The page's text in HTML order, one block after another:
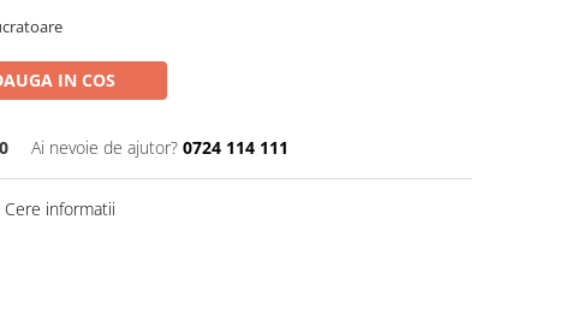
IN COS
Ai nevoie de ajutor? 0724 114 111
Cere informatii